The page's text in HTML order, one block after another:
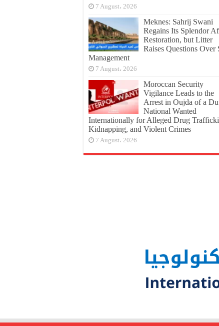
7 August، 2026
Meknes: Sahrij Swani
Regains Its Splendor
Restoration, but Litter
Raises Questions Over
Management
7 August، 2026
Moroccan Security
Vigilance Leads to the
Arrest in Oujda of a
National Wanted
Internationally for Alleged Drug
Kidnapping, and Violent Crimes
7 August، 2026